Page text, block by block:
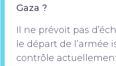
Gaza ?
Il ne prévoit pas
le départ de l’armée
contrôle